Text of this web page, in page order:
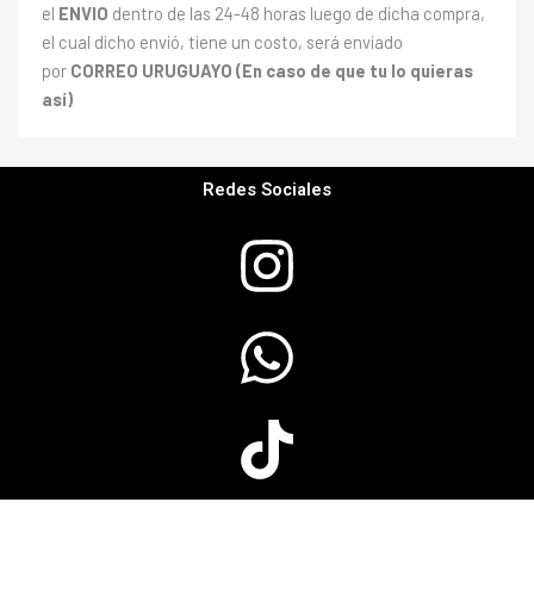
el ENVIO dentro de las 24-48 horas luego de dicha compra,
el cual dicho envió, tiene un costo, será enviado
por CORREO URUGUAYO (En caso de que tu lo quieras
así)
Redes Sociales